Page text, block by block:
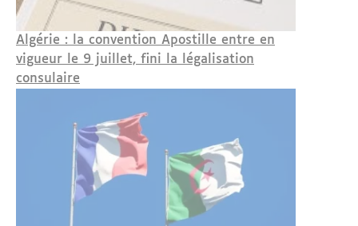
Algérie : la convention Apostille entre en
vigueur le 9 juillet, fini la légalisation
consulaire